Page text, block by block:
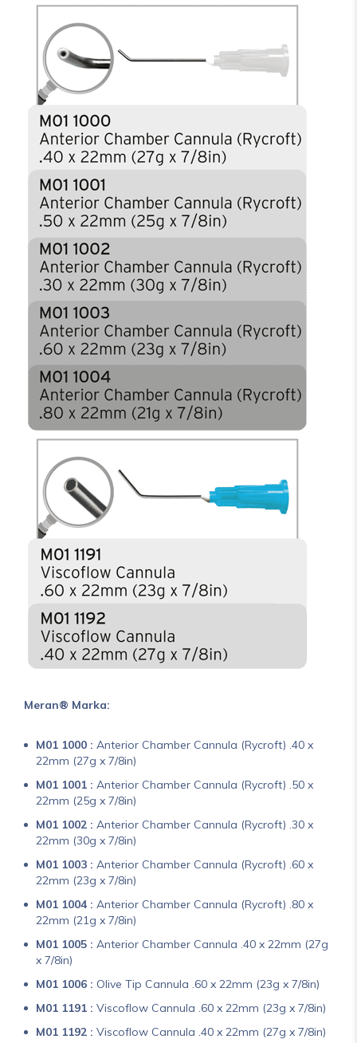
Meran® Marka:
M01 1000 : Anterior Chamber Cannula (Rycroft) .40 x
22mm (27g x 7/8in)
M01 1001 : Anterior Chamber Cannula (Rycroft) .50 x
22mm (25g x 7/8in)
M01 1002 : Anterior Chamber Cannula (Rycroft) .30 x
22mm (30g x 7/8in)
M01 1003 : Anterior Chamber Cannula (Rycroft) .60 x
22mm (23g x 7/8in)
M01 1004 : Anterior Chamber Cannula (Rycroft) .80 x
22mm (21g x 7/8in)
M01 1005 : Anterior Chamber Cannula .40 x 22mm (27g
x 7/8in)
M01 1006 : Olive Tip Cannula .60 x 22mm (23g x 7/8in)
M01 1191 : Viscoflow Cannula .60 x 22mm (23g x 7/8in)
M01 1192 : Viscoflow Cannula .40 x 22mm (27g x 7/8in)